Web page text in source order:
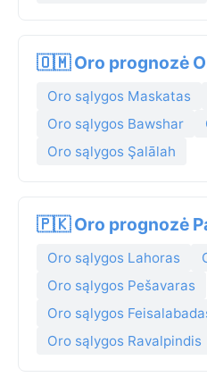
🇴🇲 Oro prognozė
Oro sąlygos Maskatas
Oro sąlygos Bawshar
Oro sąlygos Şalālah
🇵🇰 Oro prognozė
Oro sąlygos Lahoras
Oro sąlygos Pešavaras
Oro sąlygos
Oro sąlygos Ravalpindis